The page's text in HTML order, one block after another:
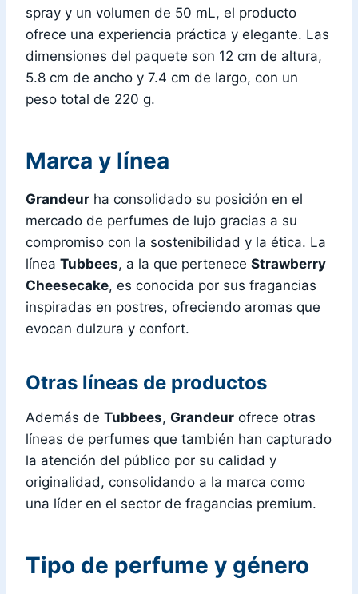
spray y un volumen de 50 mL, el producto
ofrece una experiencia práctica y elegante. Las
dimensiones del paquete son 12 cm de altura,
5.8 cm de ancho y 7.4 cm de largo, con un
peso total de 220 g.
Marca y línea
Grandeur ha consolidado su posición en el
mercado de perfumes de lujo gracias a su
compromiso con la sostenibilidad y la ética. La
línea Tubbees, a la que pertenece Strawberry
Cheesecake, es conocida por sus fragancias
inspiradas en postres, ofreciendo aromas que
evocan dulzura y confort.
Otras líneas de productos
Además de Tubbees, Grandeur ofrece otras
líneas de perfumes que también han capturado
la atención del público por su calidad y
originalidad, consolidando a la marca como
una líder en el sector de fragancias premium.
Tipo de perfume y género